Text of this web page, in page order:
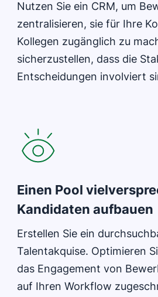
Nutzen Sie ein CRM, um
zentralisieren, sie für Ihre
Kollegen zugänglich zu
sicherzustellen, dass die
Entscheidungen involviert
Einen Pool
Kandidaten aufbauen
Erstellen Sie ein
Talentakquise. Optimieren
das Engagement von
auf Ihren Workflow